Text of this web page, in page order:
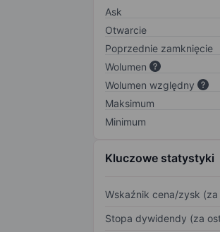
Ask
Otwarcie
Poprzednie zamknięcie
Wolumen
Wolumen względny
Maksimum
Minimum
Kluczowe statystyki
Wskaźnik cena/zysk
Stopa dywidendy (za